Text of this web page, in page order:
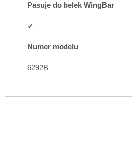
Pasuje do belek WingBar
✓
Numer modelu
6292B